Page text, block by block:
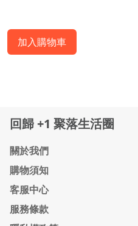
加入購物車
回歸 +1 聚落生活圈
關於我們
購物須知
客服中心
服務條款